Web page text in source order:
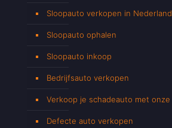
Sloopauto verkopen in Nederland
Sloopauto ophalen
Sloopauto inkoop
Bedrijfsauto verkopen
Verkoop je schadeauto met onze
Defecte auto verkopen